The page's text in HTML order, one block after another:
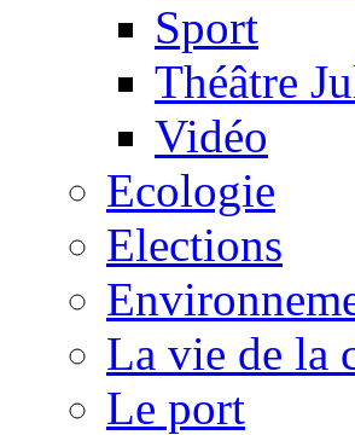
Sport
Théâtre
Vidéo
Ecologie
Elections
La vie de la
Le port